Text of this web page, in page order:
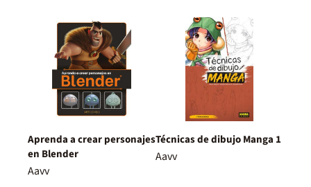
Aprenda a crear personajes
en Blender
Aavv
Técnicas de dibujo Manga 1
Aavv